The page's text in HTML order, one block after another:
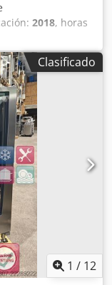
2018, horas
carga:
Abszp
Clasificado
1 / 12